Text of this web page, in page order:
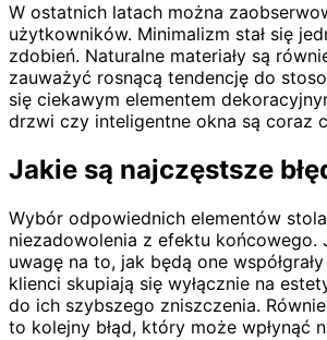
W ostatnich latach można
użytkowników. Minimalizm stał się
zdobień. Naturalne materiały są
zauważyć rosnącą tendencję do
się ciekawym elementem
drzwi czy inteligentne okna są coraz
Jakie są najczęstsze
Wybór odpowiednich elementów
niezadowolenia z efektu
uwagę na to, jak będą one
klienci skupiają się wyłącznie na
do ich szybszego zniszczenia.
to kolejny błąd, który może wpłynąć